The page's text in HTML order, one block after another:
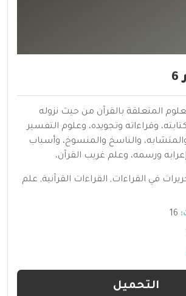
المتعلقة بالقرآن من حيث نزوله
وقراءاته وتجويده، وعلوم التفسير
والناسخ والمنسوخ، وأسباب
ورسمه، وعلم غريب القرآن،
في القراءات, القراءات القرآنية, علم
16
التحميل